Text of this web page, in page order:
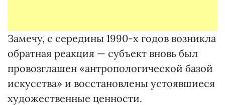
Замечу, с середины 1990-х годов возникла
обратная реакция — субъект вновь был
провозглашен «антропологической базой
искусства» и восстановлены устоявшиеся
художественные ценности.